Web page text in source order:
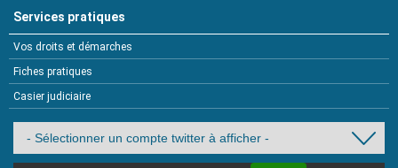
Services pratiques
Vos droits et démarches
Fiches pratiques
Casier judiciaire